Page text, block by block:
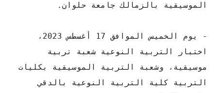
الموسيقية بالزمالك جامعة حلوان.
- يوم الخميس الموافق 17 أغسطس 2023،
اختبار التربية النوعية شعبة تربية
موسيقية، وشعبة التربية الموسيقية بكليات
التربية كلية التربية النوعية بالدقي